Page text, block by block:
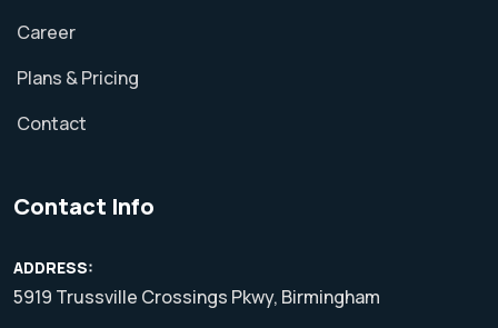
Career
Plans & Pricing
Contact
Contact Info
ADDRESS:
5919 Trussville Crossings Pkwy, Birmingham